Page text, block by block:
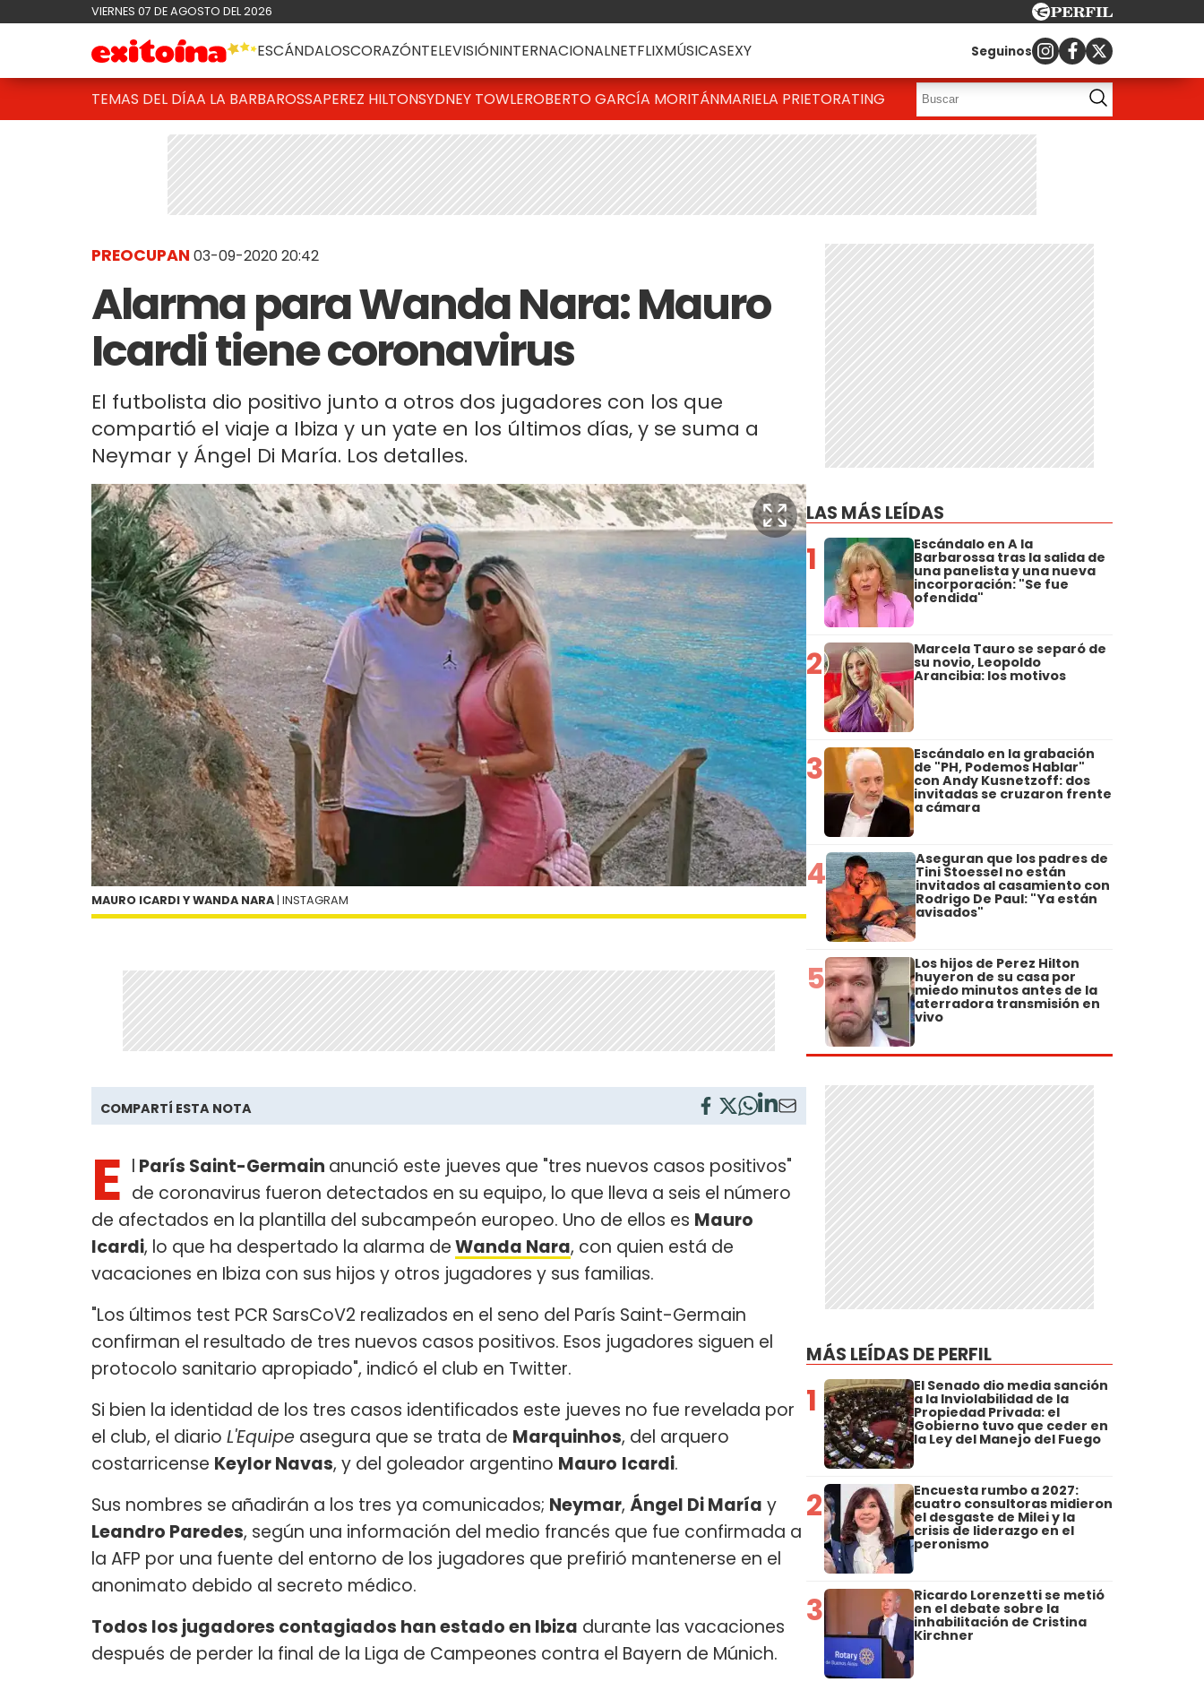
VIERNES 07 DE AGOSTO DEL 2026
ESCÁNDALOSCORAZÓNTELEVISIÓNINTERNACIONALNETFLIXMÚSICASEXY Seguinos
TEMAS DEL DÍAA LA BARBAROSSAPEREZ HILTONSYDNEY TOWLEROBERTO GARCÍA MORITÁNMARIELA PRIETORATING
PREOCUPAN 03-09-2020 20:42
Alarma para Wanda Nara: Mauro
Icardi tiene coronavirus
El futbolista dio positivo junto a otros dos jugadores con los que
compartió el viaje a Ibiza y un yate en los últimos días, y se suma a
Neymar y Ángel Di María. Los detalles.
MAURO ICARDI Y WANDA NARA | INSTAGRAM
COMPARTÍ ESTA NOTA
E l París Saint-Germain anunció este jueves que "tres nuevos casos positivos"
de coronavirus fueron detectados en su equipo, lo que lleva a seis el número
de afectados en la plantilla del subcampeón europeo. Uno de ellos es Mauro
Icardi, lo que ha despertado la alarma deWanda Nara, con quien está de
vacaciones en Ibiza con sus hijos y otros jugadores y sus familias.
"Los últimos test PCR SarsCoV2 realizados en el seno del París Saint-Germain
confirman el resultado de tres nuevos casos positivos. Esos jugadores siguen el
protocolo sanitario apropiado", indicó el club en Twitter.
Si bien la identidad de los tres casos identificados este jueves no fue revelada por
el club, el diario L'Equipe asegura que se trata de Marquinhos, del arquero
costarricense Keylor Navas, y del goleador argentino Mauro Icardi.
Sus nombres se añadirán a los tres ya comunicados; Neymar, Ángel Di María y
Leandro Paredes, según una información del medio francés que fue confirmada a
la AFP por una fuente del entorno de los jugadores que prefirió mantenerse en el
anonimato debido al secreto médico.
Todos los jugadores contagiados han estado en Ibiza durante las vacaciones
después de perder la final de la Liga de Campeones contra el Bayern de Múnich.
LAS MÁS LEÍDAS
1 Escándalo en A la
Barbarossa tras la salida de
una panelista y una nueva
incorporación: "Se fue
ofendida"
2 Marcela Tauro se separó de
su novio, Leopoldo
Arancibia: los motivos
3 Escándalo en la grabación
de "PH, Podemos Hablar"
con Andy Kusnetzoff: dos
invitadas se cruzaron frente
a cámara
4 Aseguran que los padres de
Tini Stoessel no están
invitados al casamiento con
Rodrigo De Paul: "Ya están
avisados"
5 Los hijos de Perez Hilton
huyeron de su casa por
miedo minutos antes de la
aterradora transmisión en
vivo
MÁS LEÍDAS DE PERFIL
1 El Senado dio media sanción
a la Inviolabilidad de la
Propiedad Privada: el
Gobierno tuvo que ceder en
la Ley del Manejo del Fuego
2 Encuesta rumbo a 2027:
cuatro consultoras midieron
el desgaste de Milei y la
crisis de liderazgo en el
peronismo
3 Ricardo Lorenzetti se metió
en el debate sobre la
inhabilitación de Cristina
Kirchner